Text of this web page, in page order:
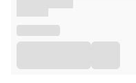
Lampka nocna
zestawie, foliowe